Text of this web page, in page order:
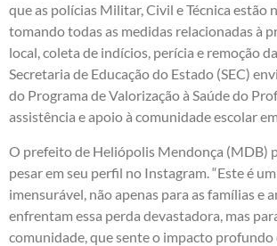
que as polícias Militar, Civil e Técnica estão
tomando todas as medidas relacionadas à
local, coleta de indícios, perícia e remoção
Secretaria de Educação do Estado (SEC)
do Programa de Valorização à Saúde do
assistência e apoio à comunidade escolar
O prefeito de Heliópolis Mendonça (MDB)
pesar em seu perfil no Instagram. “Este é
imensurável, não apenas para as famílias e
enfrentam essa perda devastadora, mas
comunidade, que sente o impacto profundo